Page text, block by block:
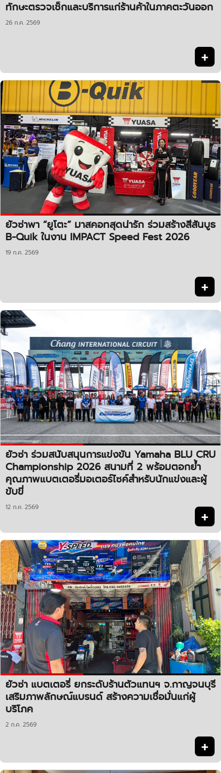
ทักษะตรวจเช็กและบริการแก่ร้านค้าในภาคตะวันออก
26 ก.ค. 2569
+
ยัวซ่าพา “ยูโตะ” มาสคอทสุดน่ารัก ร่วมสร้างสีสันบูธ
B-Quik ในงาน IMPACT Speed Fest 2026
19 ก.ค. 2569
+
ยัวซ่า ร่วมสนับสนุนการแข่งขัน Yamaha BLU CRU
Championship 2026 สนามที่ 2 พร้อมตอกย้ำ
คุณภาพแบตเตอรี่มอเตอร์ไซค์สำหรับนักแข่งและผู้
ขับขี่
12 ก.ค. 2569 +
ยัวซ่า แบตเตอรี่ ยกระดับร้านตัวแทนฯ จ.กาญจนบุรี
เสริมภาพลักษณ์แบรนด์ สร้างความเชื่อมั่นแก่ผู้
บริโภค
2 ก.ค. 2569
+